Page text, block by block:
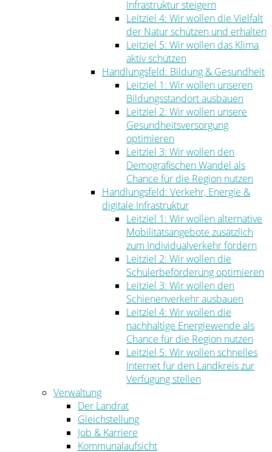
Infrastruktur steigern
Leitziel 4: Wir wollen die Vielfalt
der Natur schützen und erhalten
Leitziel 5: Wir wollen das Klima
aktiv schützen
Handlungsfeld: Bildung & Gesundheit
Leitziel 1: Wir wollen unseren
Bildungsstandort ausbauen
Leitziel 2: Wir wollen unsere
Gesundheitsversorgung
optimieren
Leitziel 3: Wir wollen den
Demografischen Wandel als
Chance für die Region nutzen
Handlungsfeld: Verkehr, Energie &
digitale Infrastruktur
Leitziel 1: Wir wollen alternative
Mobilitätsangebote zusätzlich
zum Individualverkehr fördern
Leitziel 2: Wir wollen die
Schülerbeförderung optimieren
Leitziel 3: Wir wollen den
Schienenverkehr ausbauen
Leitziel 4: Wir wollen die
nachhaltige Energiewende als
Chance für die Region nutzen
Leitziel 5: Wir wollen schnelles
Internet für den Landkreis zur
Verfügung stellen
Verwaltung
Der Landrat
Gleichstellung
Job & Karriere
Kommunalaufsicht